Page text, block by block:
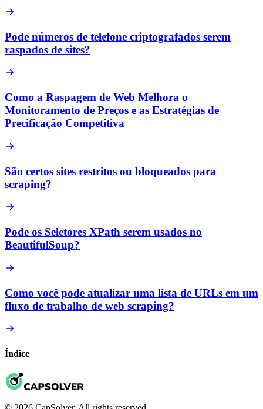
Pode números de telefone criptografados serem
raspados de sites?
Como a Raspagem de Web Melhora o
Monitoramento de Preços e as Estratégias de
Precificação Competitiva
São certos sites restritos ou bloqueados para
scraping?
Pode os Seletores XPath serem usados no
BeautifulSoup?
Como você pode atualizar uma lista de URLs em um
fluxo de trabalho de web scraping?
Índice